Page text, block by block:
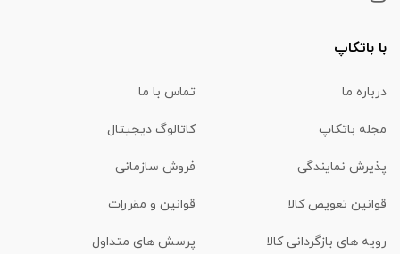
با باتکاپ
درباره ما تماس با ما
مجله باتکاپ کاتالوگ دیجیتال
پذیرش نمایندگی فروش سازمانی
قوانین تعویض کالا قوانین و مقررات
رویه های بازگردانی کالا پرسش های متداول